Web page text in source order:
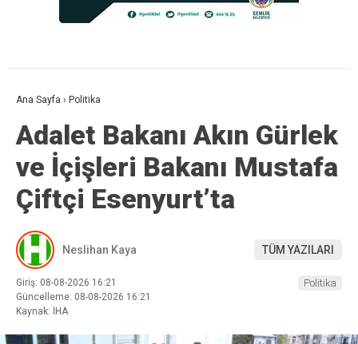
Ana Sayfa › Politika
Adalet Bakanı Akın Gürlek
ve İçişleri Bakanı Mustafa
Çiftçi Esenyurt’ta
Neslihan Kaya TÜM YAZILARI
Giriş: 08-08-2026 16:21
Güncelleme: 08-08-2026 16:21
Kaynak: İHA
Politika